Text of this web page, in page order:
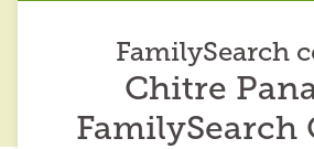
FamilySearch
Chitre
FamilySearch